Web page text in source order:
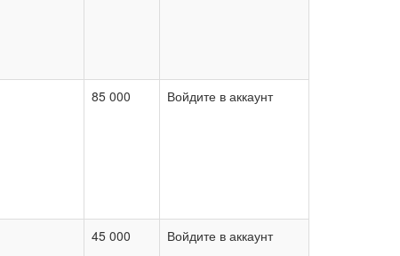
85 000 Войдите в аккаунт
45 000 Войдите в аккаунт